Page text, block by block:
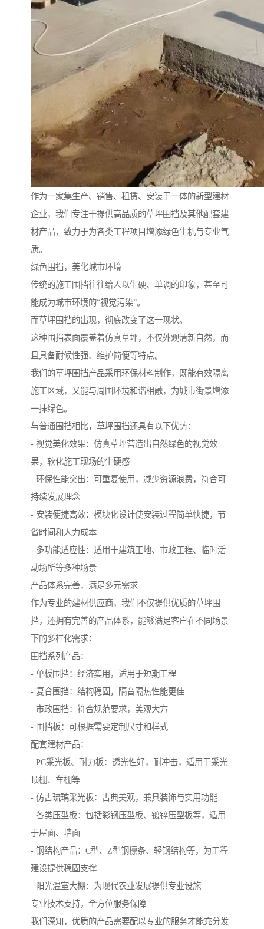
作为一家集生产、销售、租赁、安装于一体的新型建材
企业，我们专注于提供高品质的草坪围挡及其他配套建
材产品，致力于为各类工程项目增添绿色生机与专业气
质。
绿色围挡，美化城市环境
传统的施工围挡往往给人以生硬、单调的印象，甚至可
能成为城市环境的“视觉污染”。
而草坪围挡的出现，彻底改变了这一现状。
这种围挡表面覆盖着仿真草坪，不仅外观清新自然，而
且具备耐候性强、维护简便等特点。
我们的草坪围挡产品采用环保材料制作，既能有效隔离
施工区域，又能与周围环境和谐相融，为城市街景增添
一抹绿色。
与普通围挡相比，草坪围挡还具有以下优势：
- 视觉美化效果：仿真草坪营造出自然绿色的视觉效
果，软化施工现场的生硬感
- 环保性能突出：可重复使用，减少资源浪费，符合可
持续发展理念
- 安装便捷高效：模块化设计使安装过程简单快捷，节
省时间和人力成本
- 多功能适应性：适用于建筑工地、市政工程、临时活
动场所等多种场景
产品体系完善，满足多元需求
作为专业的建材供应商，我们不仅提供优质的草坪围
挡，还拥有完善的产品体系，能够满足客户在不同场景
下的多样化需求：
围挡系列产品：
- 单板围挡：经济实用，适用于短期工程
- 复合围挡：结构稳固，隔音隔热性能更佳
- 市政围挡：符合规范要求，美观大方
- 围挡板：可根据需要定制尺寸和样式
配套建材产品：
- PC采光板、耐力板：透光性好，耐冲击，适用于采光
顶棚、车棚等
- 仿古琉璃采光板：古典美观，兼具装饰与实用功能
- 各类压型板：包括彩钢压型板、镀锌压型板等，适用
于屋面、墙面
- 钢结构产品：C型、Z型钢檩条、轻钢结构等，为工程
建设提供稳固支撑
- 阳光温室大棚：为现代农业发展提供专业设施
专业技术支持，全方位服务保障
我们深知，优质的产品需要配以专业的服务才能充分发